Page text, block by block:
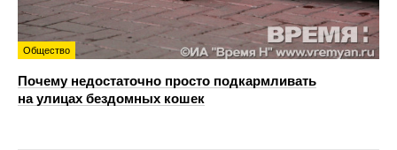
Общество
Почему недостаточно просто подкармливать
на улицах бездомных кошек